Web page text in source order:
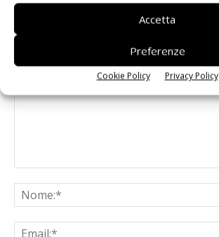
Accetta
Preferenze
Cookie Policy Privacy Policy
LASCIA UN COMMENTO